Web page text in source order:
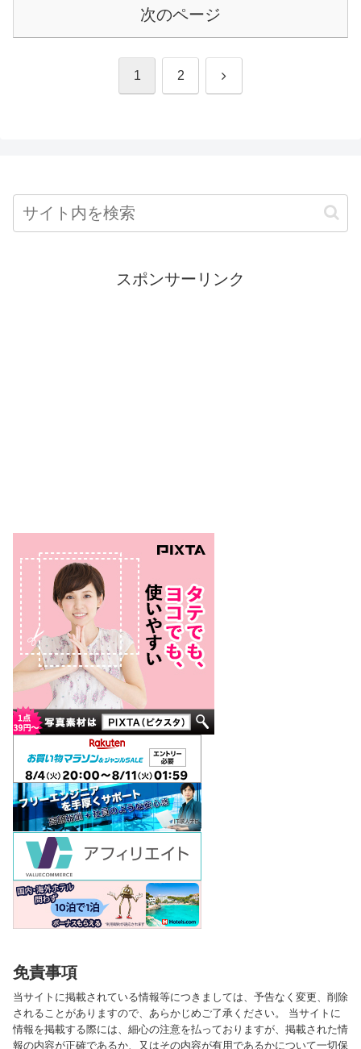
次のページ
1 2 次
スポンサーリンク
免責事項
当サイトに掲載されている情報等につきましては、予告なく変更、削除
されることがありますので、あらかじめご了承ください。 当サイトに
情報を掲載する際には、細心の注意を払っておりますが、掲載された情
報の内容が正確であるか、又はその内容が有用であるかについて一切保